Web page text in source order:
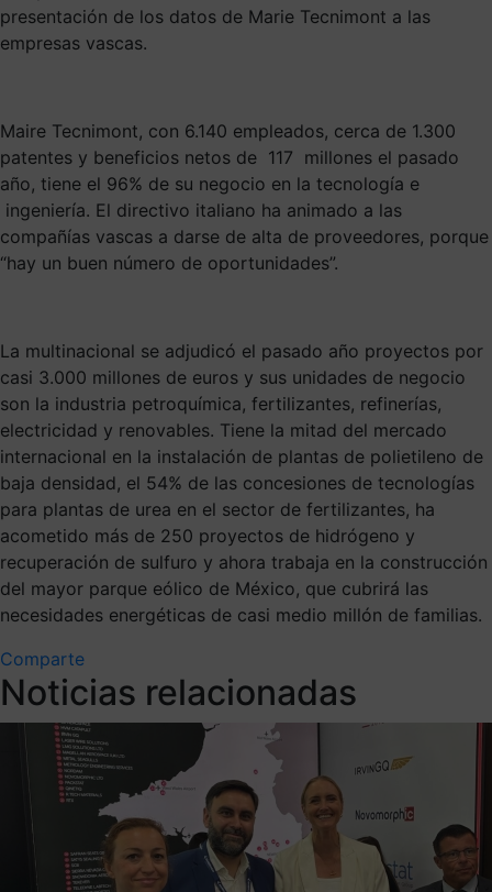
presentación de los datos de Marie Tecnimont a las
empresas vascas.
Maire Tecnimont, con 6.140 empleados, cerca de 1.300
patentes y beneficios netos de 117 millones el pasado
año, tiene el 96% de su negocio en la tecnología e
ingeniería. El directivo italiano ha animado a las
compañías vascas a darse de alta de proveedores, porque
“hay un buen número de oportunidades”.
La multinacional se adjudicó el pasado año proyectos por
casi 3.000 millones de euros y sus unidades de negocio
son la industria petroquímica, fertilizantes, refinerías,
electricidad y renovables. Tiene la mitad del mercado
internacional en la instalación de plantas de polietileno de
baja densidad, el 54% de las concesiones de tecnologías
para plantas de urea en el sector de fertilizantes, ha
acometido más de 250 proyectos de hidrógeno y
recuperación de sulfuro y ahora trabaja en la construcción
del mayor parque eólico de México, que cubrirá las
necesidades energéticas de casi medio millón de familias.
Comparte
Noticias relacionadas